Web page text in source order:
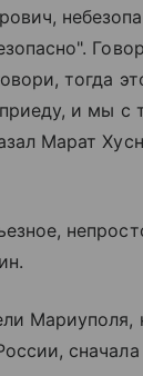
тогда
и мы с
Марат
Мариуполя,